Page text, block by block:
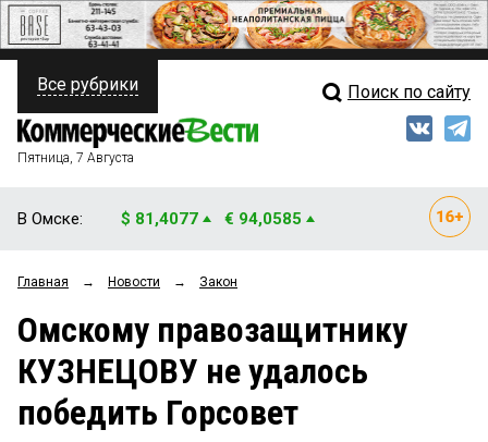
ПОЛИТИКА
ФИНАНСЫ
ОБЩЕСТВО
ЗАКОН
НОВОСТИ КОМПАНИЙ
Свежий выпуск
Рейтинги
Блоги
Архив
Все рубрики Поиск по сайту
Пятница, 7 Августа
В Омске: $ 81,4077 € 94,0585
Главная → Новости → Закон
Омскому правозащитнику
КУЗНЕЦОВУ не удалось
победить Горсовет